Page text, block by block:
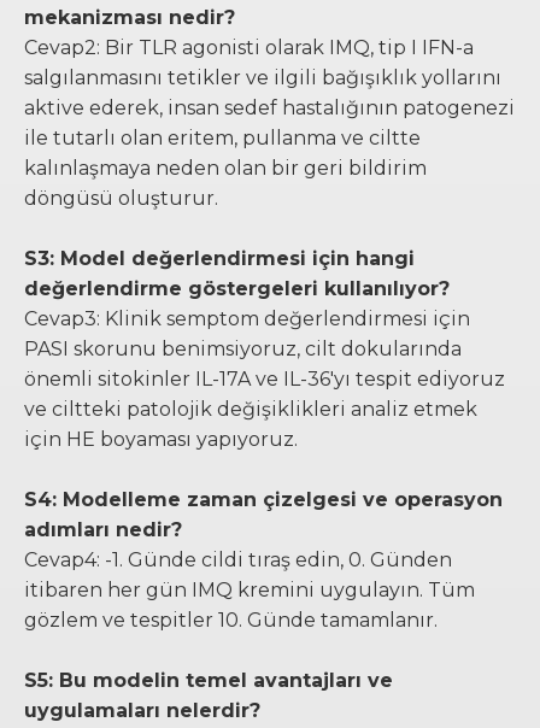
mekanizması nedir?
Cevap2: Bir TLR agonisti olarak IMQ, tip I IFN-a
salgılanmasını tetikler ve ilgili bağışıklık yollarını
aktive ederek, insan sedef hastalığının patogenezi
ile tutarlı olan eritem, pullanma ve ciltte
kalınlaşmaya neden olan bir geri bildirim
döngüsü oluşturur.
S3: Model değerlendirmesi için hangi
değerlendirme göstergeleri kullanılıyor?
Cevap3: Klinik semptom değerlendirmesi için
PASI skorunu benimsiyoruz, cilt dokularında
önemli sitokinler IL-17A ve IL-36'yı tespit ediyoruz
ve ciltteki patolojik değişiklikleri analiz etmek
için HE boyaması yapıyoruz.
S4: Modelleme zaman çizelgesi ve operasyon
adımları nedir?
Cevap4: -1. Günde cildi tıraş edin, 0. Günden
itibaren her gün IMQ kremini uygulayın. Tüm
gözlem ve tespitler 10. Günde tamamlanır.
S5: Bu modelin temel avantajları ve
uygulamaları nelerdir?